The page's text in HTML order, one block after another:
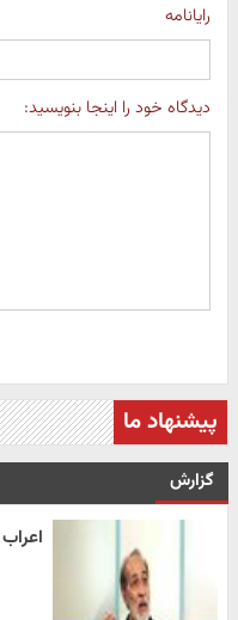
رایانامه
دیدگاه خود را اینجا بنویسید:
پیشنهاد ما
گزارش